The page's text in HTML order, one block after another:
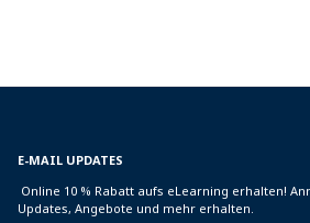
E-MAIL UPDATES
Online 10 % Rabatt aufs eLearning erhalten!
Updates, Angebote und mehr erhalten.